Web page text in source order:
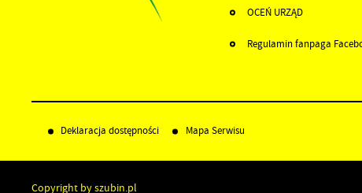
OCEŃ URZĄD
Regulamin fanpaga
Deklaracja dostępności Mapa Serwisu
Copyright by szubin.pl